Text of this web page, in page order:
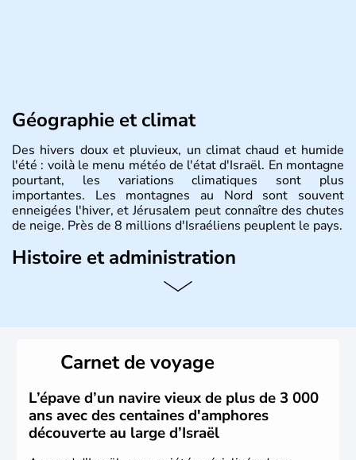
Géographie et climat
Des hivers doux et pluvieux, un climat chaud et humide
l'été : voilà le menu météo de l'état d'Israël. En montagne
pourtant, les variations climatiques sont plus
importantes. Les montagnes au Nord sont souvent
enneigées l'hiver, et Jérusalem peut connaître des chutes
de neige. Près de 8 millions d'Israéliens peuplent le pays.
Histoire et administration
L'Israël est un état de la partie est de la Méditerranée,
vrai essor économique dans le domaine des nouvelles
Carnet de voyage
L’épave d’un navire vieux de plus de 3 000
ans avec des centaines d'amphores
découverte au large d’Israël